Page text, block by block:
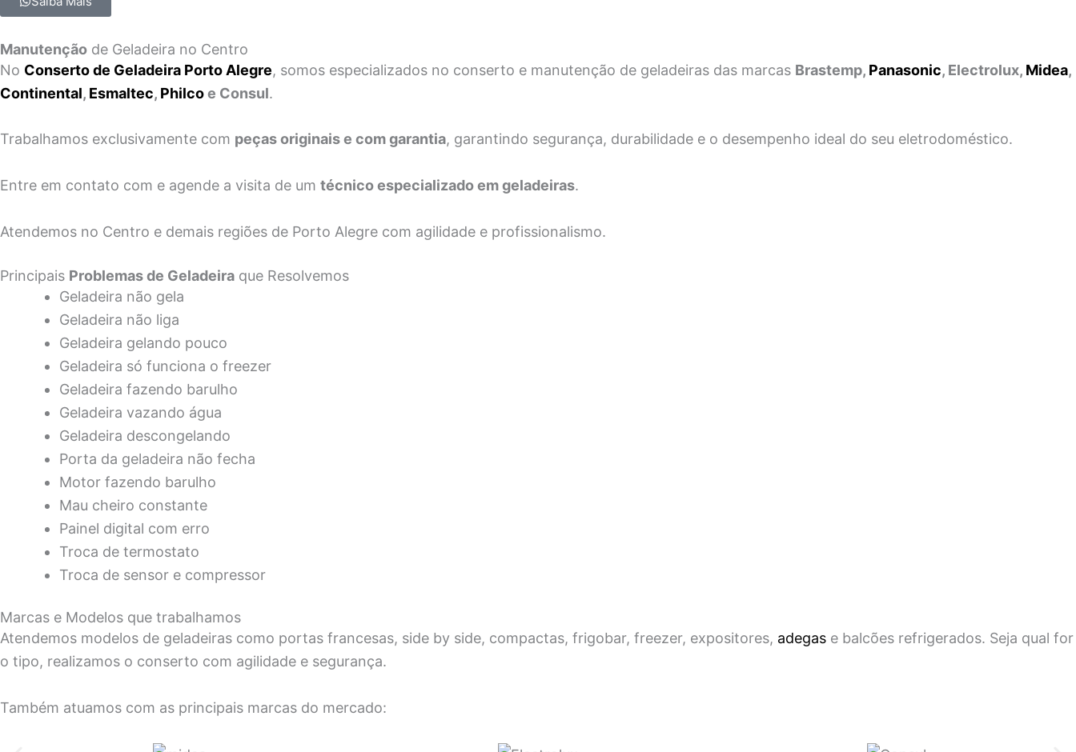
Manutenção de Geladeira no Centro
No Conserto de Geladeira Porto Alegre, somos especializados no conserto e manutenção de geladeiras das marcas Brastemp, Panasonic, Electrolux, Midea,
Continental, Esmaltec, Philcoe Consul.
Trabalhamos exclusivamente com peças originais e com garantia, garantindo segurança, durabilidade e o desempenho ideal do seu eletrodoméstico.
Entre em contato com e agende a visita de um técnico especializado em geladeiras.
Atendemos no Centro e demais regiões de Porto Alegre com agilidade e profissionalismo.
Principais Problemas de Geladeira que Resolvemos
Geladeira não gela
Geladeira não liga
Geladeira gelando pouco
Geladeira só funciona o freezer
Geladeira fazendo barulho
Geladeira vazando água
Geladeira descongelando
Porta da geladeira não fecha
Motor fazendo barulho
Mau cheiro constante
Painel digital com erro
Troca de termostato
Troca de sensor e compressor
Marcas e Modelos que trabalhamos
Atendemos modelos de geladeiras como portas francesas, side by side, compactas, frigobar, freezer, expositores, adegas e balcões refrigerados. Seja qual for
o tipo, realizamos o conserto com agilidade e segurança.
Também atuamos com as principais marcas do mercado: